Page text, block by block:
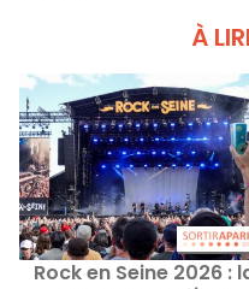
À
Rock en Seine 2026 :